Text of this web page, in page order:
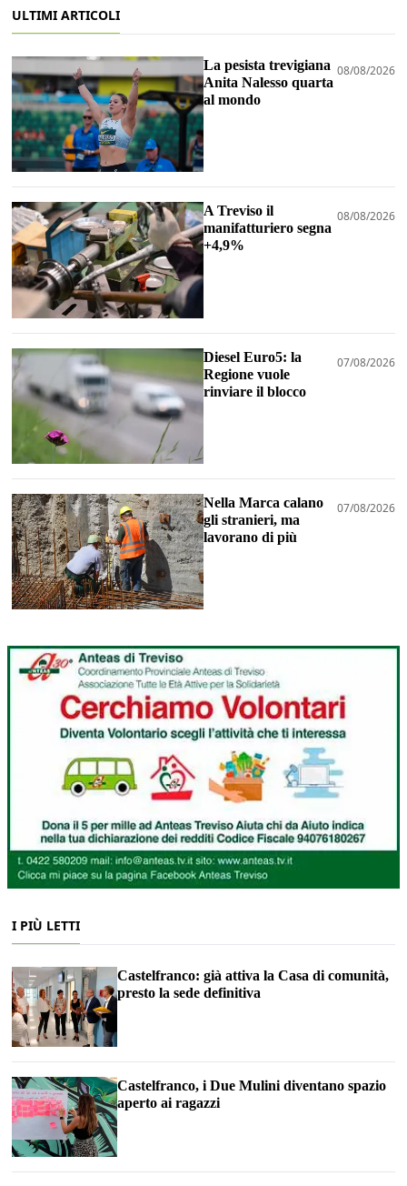
ULTIMI ARTICOLI
La pesista trevigiana
Anita Nalesso quarta
al mondo
08/08/2026
A Treviso il
manifatturiero segna
+4,9%
08/08/2026
Diesel Euro5: la
Regione vuole
rinviare il blocco
07/08/2026
Nella Marca calano
gli stranieri, ma
lavorano di più
07/08/2026
I PIÙ LETTI
Castelfranco: già attiva la Casa di comunità,
presto la sede definitiva
Castelfranco, i Due Mulini diventano spazio
aperto ai ragazzi